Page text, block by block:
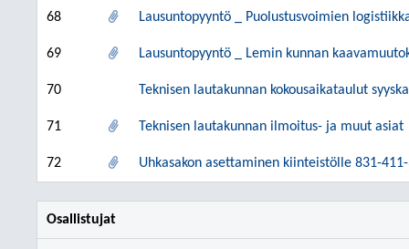
68 Lausuntopyyntö _ Puolustusvoimien
69 Lausuntopyyntö _ Lemin kunnan
70 Teknisen lautakunnan kokousaikataulut
71 Teknisen lautakunnan ilmoitus- ja muut asiat
72 Uhkasakon asettaminen kiinteistölle 831-
Osallistujat